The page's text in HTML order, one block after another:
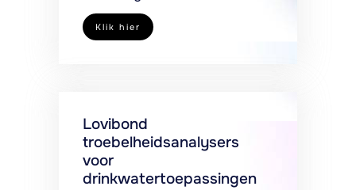
Klik hier
Lovibond
troebelheidsanalysers
voor
drinkwatertoepassingen